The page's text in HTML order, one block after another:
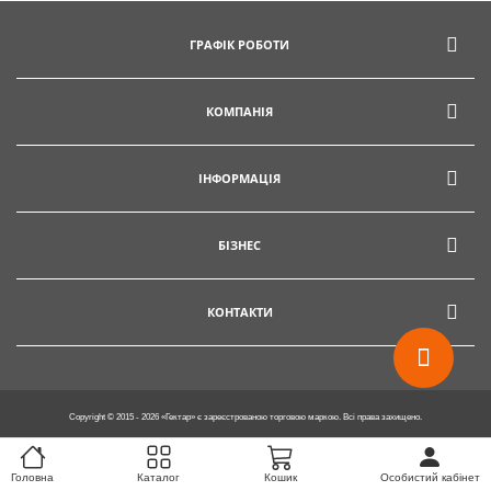
Головна Каталог Кошик Особистий кабінет
ГРАФІК РОБОТИ
КОМПАНІЯ
ІНФОРМАЦІЯ
БІЗНЕС
КОНТАКТИ
Copyright © 2015 - 2026 «Гектар» є зареєстрованою торговою маркою. Всі права захищено.